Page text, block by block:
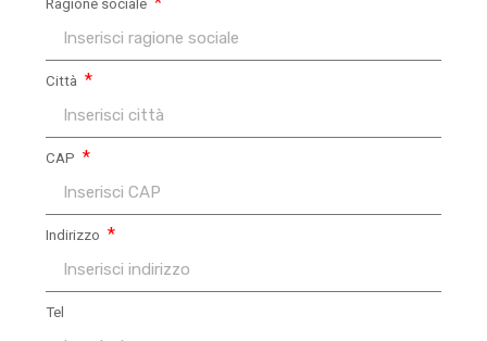
Ragione sociale
Città
CAP
Indirizzo
Tel